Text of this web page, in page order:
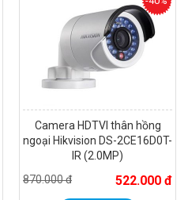
Camera HDTVI thân hồng
ngoại Hikvision DS-2CE16D0T-
IR (2.0MP)
870.000 đ
522.000 đ